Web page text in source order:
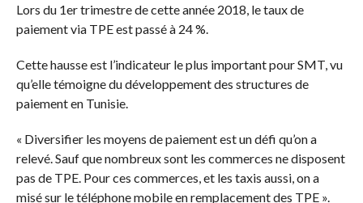
Lors du 1er trimestre de cette année 2018, le taux de
paiement via TPE est passé à 24 %.
Cette hausse est l’indicateur le plus important pour SMT, vu
qu’elle témoigne du développement des structures de
paiement en Tunisie.
« Diversifier les moyens de paiement est un défi qu’on a
relevé. Sauf que nombreux sont les commerces ne disposent
pas de TPE. Pour ces commerces, et les taxis aussi, on a
misé sur le téléphone mobile en remplacement des TPE ».